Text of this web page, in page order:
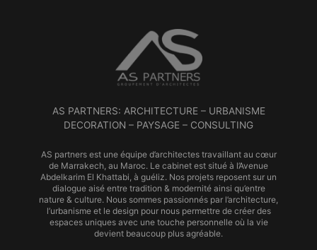
AS PARTNERS: ARCHITECTURE – URBANISME
DECORATION – PAYSAGE – CONSULTING
AS partners est une équipe d’architectes travaillant au cœur
de Marrakech, au Maroc. Le cabinet est situé à l’Avenue
Abdelkarim El Khattabi, à guéliz. Nos projets reposent sur un
dialogue aisé entre tradition & modernité ainsi qu’entre
nature & culture. Nous sommes passionnés par l’architecture,
l’urbanisme et le design pour nous permettre de créer des
espaces uniques avec une touche personnelle où la vie
devient beaucoup plus agréable.